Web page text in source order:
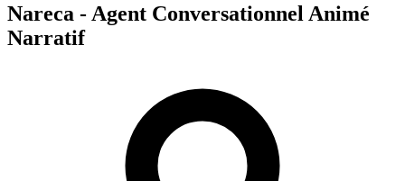
Nareca - Agent Conversationnel Animé
Narratif